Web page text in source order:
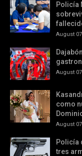
Policía
August
August
como
August
Policía
tres